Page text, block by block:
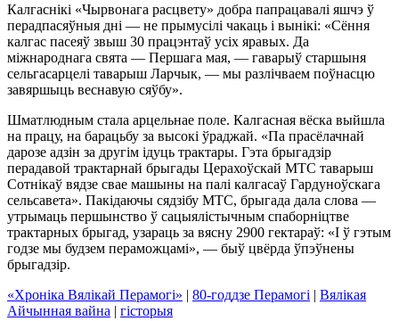
Калгаснікі «Чырвонага расцвету» добра папрацавалі яшчэ ў
перадпасяўныя дні — не прымусілі чакаць і вынікі: «Сёння
калгас пасеяў звыш 30 працэнтаў усіх яравых. Да
міжнароднага свята — Першага мая, — гаварыў старшыня
сельгасарцелі таварыш Ларчык, — мы разлічваем поўнасцю
завяршыць веснавую сяўбу».
Шматлюдным стала арцельнае поле. Калгасная вёска выйшла
на працу, на барацьбу за высокі ўраджай. «Па прасёлачнай
дарозе адзін за другім ідуць трактары. Гэта брыгадзір
перадавой трактарнай брыгады Церахоўскай МТС таварыш
Сотнікаў вядзе свае машыны на палі калгасаў Гардуноўскага
сельсавета». Пакідаючы сядзібу МТС, брыгада дала слова —
утрымаць першынство ў сацыялістычным спаборніцтве
трактарных брыгад, узараць за вясну 2900 гектараў: «І ў гэтым
годзе мы будзем пераможцамі», — быў цвёрда ўпэўнены
брыгадзір.
«Хроніка Вялікай Перамогі» | 80-годдзе Перамогі | Вялікая
Айчынная вайна | гісторыя